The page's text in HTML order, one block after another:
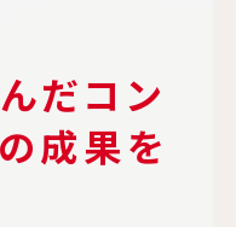
だコン
成果を